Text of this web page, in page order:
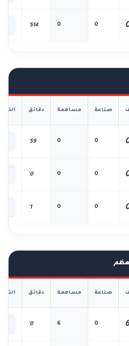
0
0
514'
صناعة مساهمة دقائق
0
0
59'
0
0
0'
0
0
1'
صناعة مساهمة دقائق
6
0
6
0'